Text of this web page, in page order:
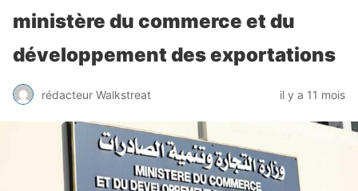
ministère du commerce et du
développement des exportations
rédacteur Walkstreat il y a 11 mois